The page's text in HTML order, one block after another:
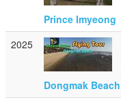
Prince Imyeong
2025
Dongmak Beach